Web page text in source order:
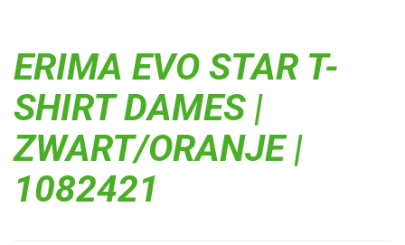
ERIMA EVO STAR T-
SHIRT DAMES |
ZWART/ORANJE |
1082421